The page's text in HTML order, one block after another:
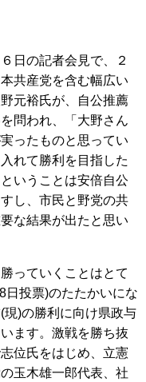
日の記者会見で、２
共産党を含む幅広い
元裕氏が、自公推薦
問われ、「大野さん
ったものと思ってい
れて勝利を目指した
いうことは安倍自公
し、市民と野党の共
な結果が出たと思い
っていくことはとて
日投票)のたたかいにな
現)の勝利に向け県政与
ます。激戦を勝ち抜
位氏をはじめ、立憲
玉木雄一郎代表、社